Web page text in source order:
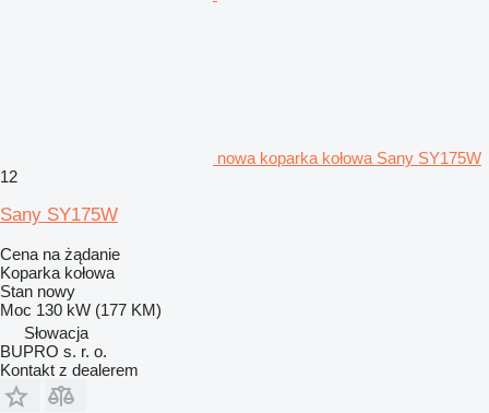
nowa koparka kołowa Sany SY175W
12
Sany SY175W
Cena na żądanie
Koparka kołowa
Stan nowy
Moc 130 kW (177 KM)
Słowacja
BUPRO s. r. o.
Kontakt z dealerem